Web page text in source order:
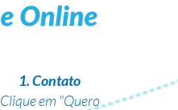
1. Contato
Clique em "Quero